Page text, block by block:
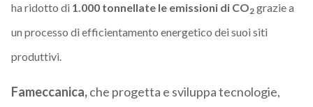
ha ridotto di 1.000 tonnellate le emissioni di CO2 grazie a
un processo di efficientamento energetico dei suoi siti
produttivi.
Fameccanica,che progetta e sviluppa tecnologie,